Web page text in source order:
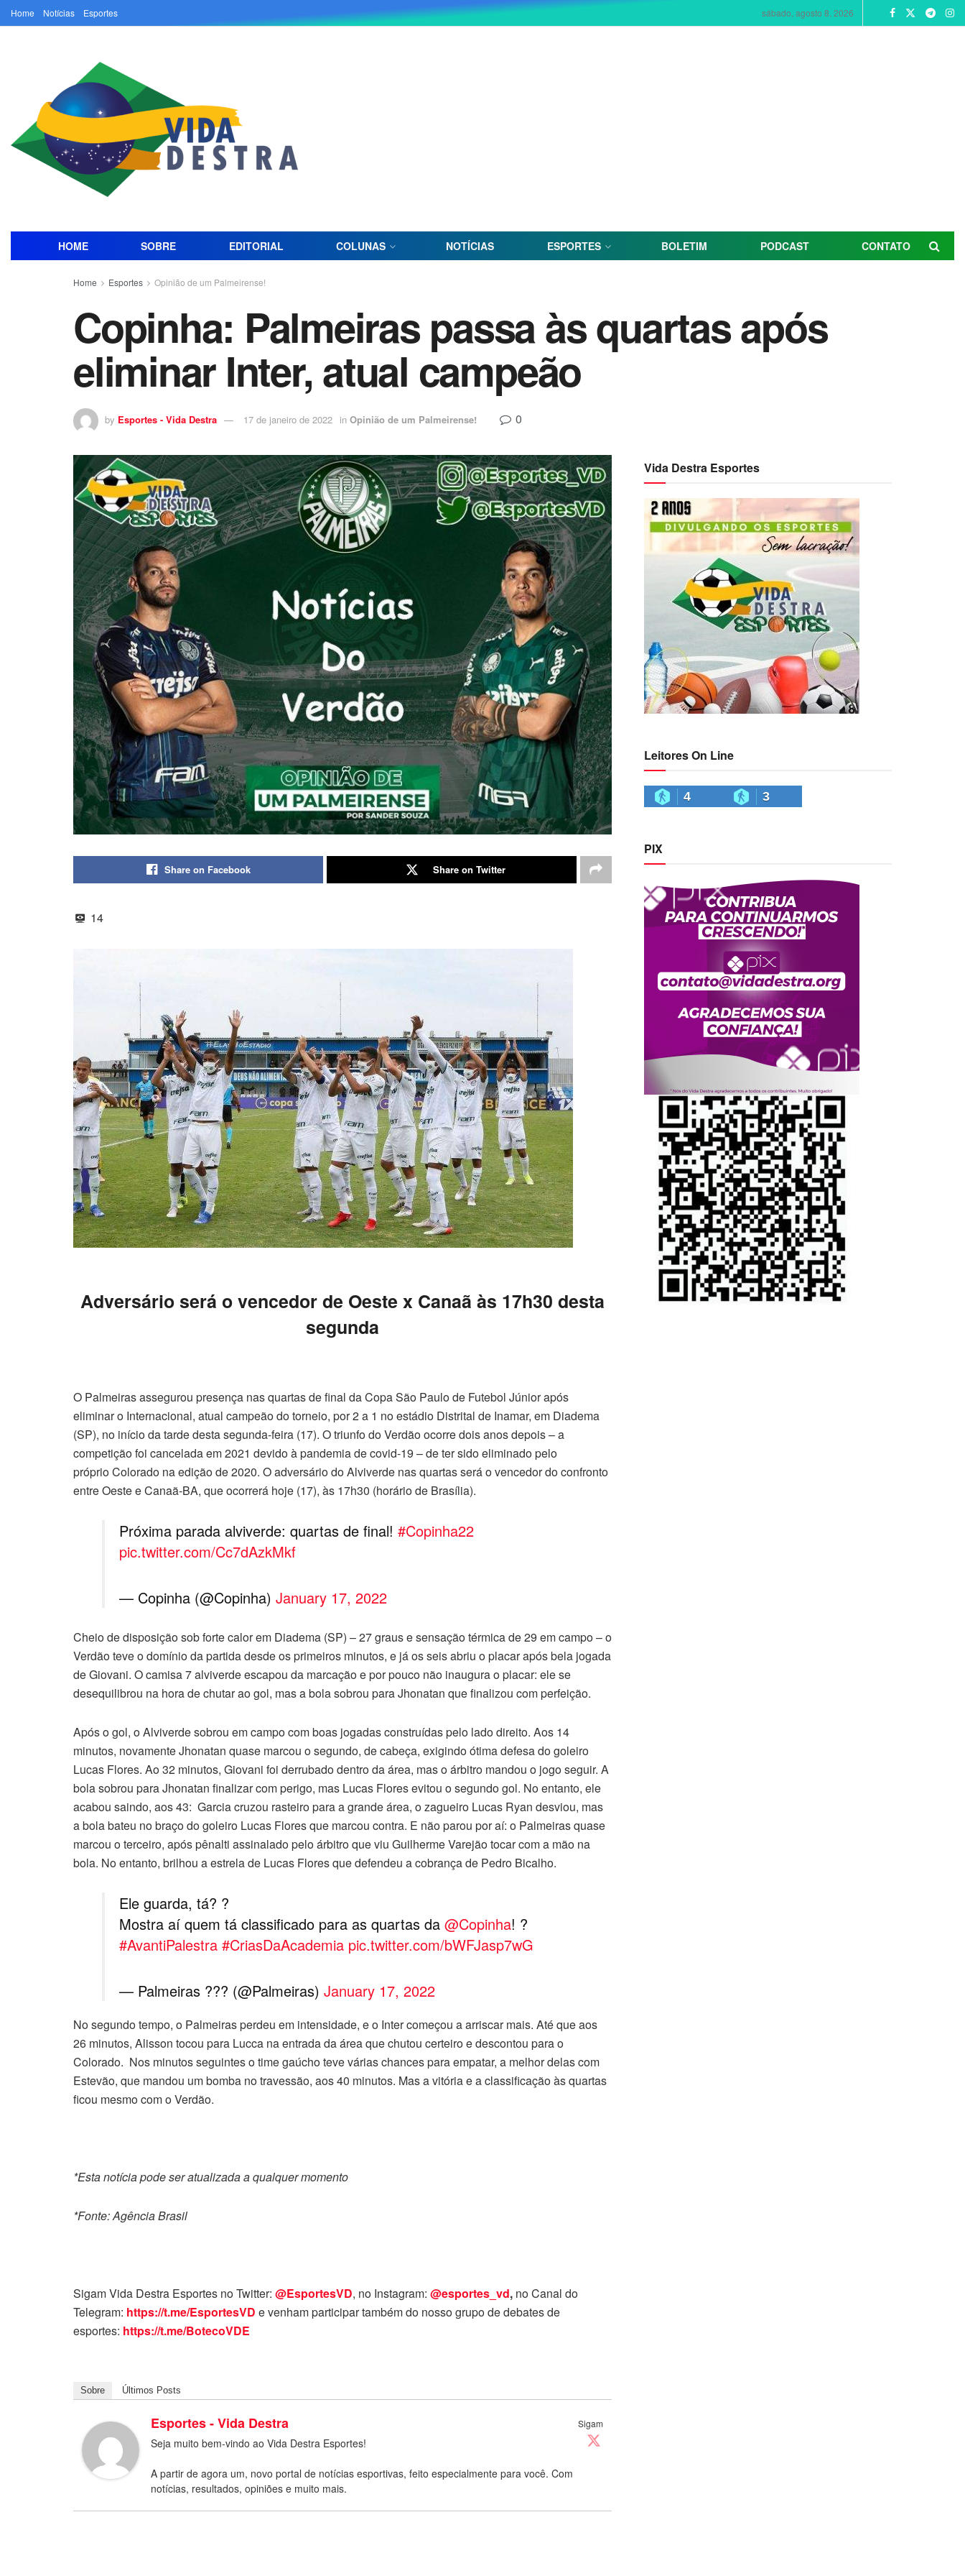
Home Notícias Esportes sábado, agosto 8, 2026
HOME SOBRE EDITORIAL COLUNAS NOTÍCIAS ESPORTES BOLETIM PODCAST CONTATO
Home Esportes Opinião de um Palmeirense!
Copinha: Palmeiras passa às quartas após
eliminar Inter, atual campeão
by Esportes - Vida Destra 17 de janeiro de 2022 in Opinião de um Palmeirense! 0
Share on Facebook Share on Twitter
14
Adversário será o vencedor de Oeste x Canaã às 17h30 desta
segunda
O Palmeiras assegurou presença nas quartas de final da Copa São Paulo de Futebol Júnior após
eliminar o Internacional, atual campeão do torneio, por 2 a 1 no estádio Distrital de Inamar, em Diadema
(SP), no início da tarde desta segunda-feira (17). O triunfo do Verdão ocorre dois anos depois – a
competição foi cancelada em 2021 devido à pandemia de covid-19 – de ter sido eliminado pelo
próprio Colorado na edição de 2020. O adversário do Alviverde nas quartas será o vencedor do confronto
entre Oeste e Canaã-BA, que ocorrerá hoje (17), às 17h30 (horário de Brasília).
Próxima parada alviverde: quartas de final! #Copinha22
pic.twitter.com/Cc7dAzkMkf
— Copinha (@Copinha) January 17, 2022
Cheio de disposição sob forte calor em Diadema (SP) – 27 graus e sensação térmica de 29 em campo – o
Verdão teve o domínio da partida desde os primeiros minutos, e já os seis abriu o placar após bela jogada
de Giovani. O camisa 7 alviverde escapou da marcação e por pouco não inaugura o placar: ele se
desequilibrou na hora de chutar ao gol, mas a bola sobrou para Jhonatan que finalizou com perfeição.
Após o gol, o Alviverde sobrou em campo com boas jogadas construídas pelo lado direito. Aos 14
minutos, novamente Jhonatan quase marcou o segundo, de cabeça, exigindo ótima defesa do goleiro
Lucas Flores. Ao 32 minutos, Giovani foi derrubado dentro da área, mas o árbitro mandou o jogo seguir. A
bola sobrou para Jhonatan finalizar com perigo, mas Lucas Flores evitou o segundo gol. No entanto, ele
acabou saindo, aos 43: Garcia cruzou rasteiro para a grande área, o zagueiro Lucas Ryan desviou, mas
a bola bateu no braço do goleiro Lucas Flores que marcou contra. E não parou por aí: o Palmeiras quase
marcou o terceiro, após pênalti assinalado pelo árbitro que viu Guilherme Varejão tocar com a mão na
bola. No entanto, brilhou a estrela de Lucas Flores que defendeu a cobrança de Pedro Bicalho.
Ele guarda, tá? ?
Mostra aí quem tá classificado para as quartas da @Copinha! ?
#AvantiPalestra #CriasDaAcademia pic.twitter.com/bWFJasp7wG
— Palmeiras ??? (@Palmeiras) January 17, 2022
No segundo tempo, o Palmeiras perdeu em intensidade, e o Inter começou a arriscar mais. Até que aos
26 minutos, Alisson tocou para Lucca na entrada da área que chutou certeiro e descontou para o
Colorado. Nos minutos seguintes o time gaúcho teve várias chances para empatar, a melhor delas com
Estevão, que mandou um bomba no travessão, aos 40 minutos. Mas a vitória e a classificação às quartas
ficou mesmo com o Verdão.
*Esta notícia pode ser atualizada a qualquer momento
*Fonte: Agência Brasil
Sigam Vida Destra Esportes no Twitter: @EsportesVD, no Instagram: @esportes_vd, no Canal do
Telegram: https://t.me/EsportesVD e venham participar também do nosso grupo de debates de
esportes: https://t.me/BotecoVDE
Sobre Últimos Posts
Sigam
Esportes - Vida Destra
Seja muito bem-vindo ao Vida Destra Esportes!
A partir de agora um, novo portal de notícias esportivas, feito especialmente para você. Com
notícias, resultados, opiniões e muito mais.
Vida Destra Esportes
Leitores On Line
4 3
PIX